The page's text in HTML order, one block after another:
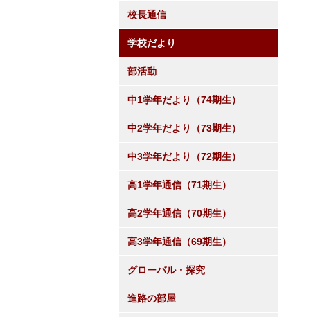
校長通信
学校だより
部活動
中1学年だより（74期生）
中2学年だより（73期生）
中3学年だより（72期生）
高1学年通信（71期生）
高2学年通信（70期生）
高3学年通信（69期生）
グローバル・探究
進路の部屋